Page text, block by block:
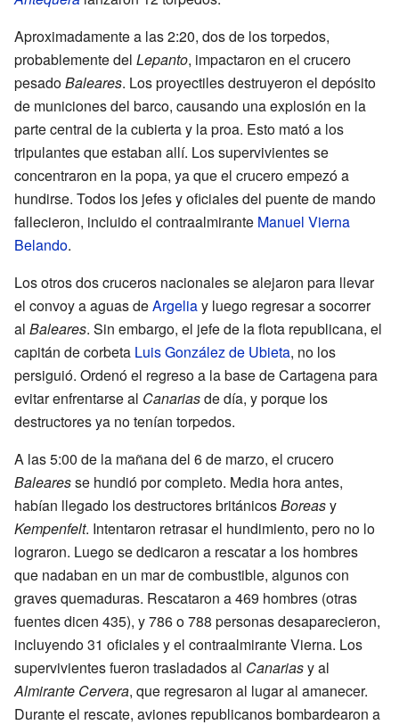
Aproximadamente a las 2:20, dos de los torpedos,
probablemente del Lepanto, impactaron en el crucero
pesadoBaleares. Los proyectiles destruyeron el depósito
de municiones del barco, causando una explosión en la
parte central de la cubierta y la proa. Esto mató a los
tripulantes que estaban allí. Los supervivientes se
concentraron en la popa, ya que el crucero empezó a
hundirse. Todos los jefes y oficiales del puente de mando
fallecieron, incluido el contraalmirante Manuel Vierna
Belando.
Los otros dos cruceros nacionales se alejaron para llevar
el convoy a aguas deArgeliay luego regresar a socorrer
al Baleares. Sin embargo, el jefe de la flota republicana, el
capitán de corbeta Luis González de Ubieta, no los
persiguió. Ordenó el regreso a la base de Cartagena para
evitar enfrentarse al Canariasde día, y porque los
destructores ya no tenían torpedos.
A las 5:00 de la mañana del 6 de marzo, el crucero
Balearesse hundió por completo. Media hora antes,
habían llegado los destructores británicosBoreasy
Kempenfelt. Intentaron retrasar el hundimiento, pero no lo
lograron. Luego se dedicaron a rescatar a los hombres
que nadaban en un mar de combustible, algunos con
graves quemaduras. Rescataron a 469 hombres (otras
fuentes dicen 435), y 786 o 788 personas desaparecieron,
incluyendo 31 oficiales y el contraalmirante Vierna. Los
supervivientes fueron trasladados al Canariasy al
Almirante Cervera, que regresaron al lugar al amanecer.
Durante el rescate, aviones republicanos bombardearon a